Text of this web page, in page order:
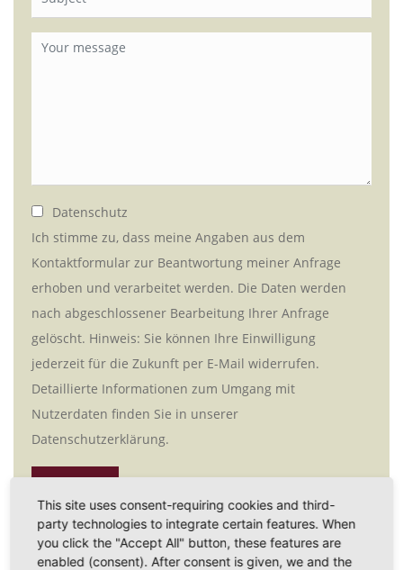
Datenschutz
Ich stimme zu, dass meine Angaben aus dem
Kontaktformular zur Beantwortung meiner Anfrage
erhoben und verarbeitet werden. Die Daten werden
nach abgeschlossener Bearbeitung Ihrer Anfrage
gelöscht. Hinweis: Sie können Ihre Einwilligung
jederzeit für die Zukunft per E-Mail widerrufen.
Detaillierte Informationen zum Umgang mit
Nutzerdaten finden Sie in unserer
Datenschutzerklärung.
Address:
Lohweg 4a
06632 Balgstädt
This site uses consent-requiring cookies and third-
party technologies to integrate certain features. When
you click the "Accept All" button, these features are
enabled (consent). After consent is given, we and the